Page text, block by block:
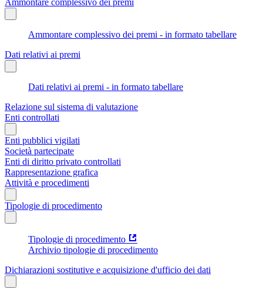
Ammontare complessivo dei premi - in formato tabellare
Dati relativi ai premi
Dati relativi ai premi - in formato tabellare
Relazione sul sistema di valutazione
Enti controllati
Enti pubblici vigilati
Società partecipate
Enti di diritto privato controllati
Rappresentazione grafica
Attività e procedimenti
Tipologie di procedimento
Tipologie di procedimento
Archivio tipologie di procedimento
Dichiarazioni sostitutive e acquisizione d'ufficio dei dati